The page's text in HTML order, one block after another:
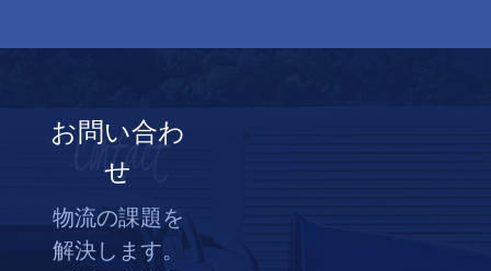
お問い合わ
せ
Contact
物流の課題を
解決します。